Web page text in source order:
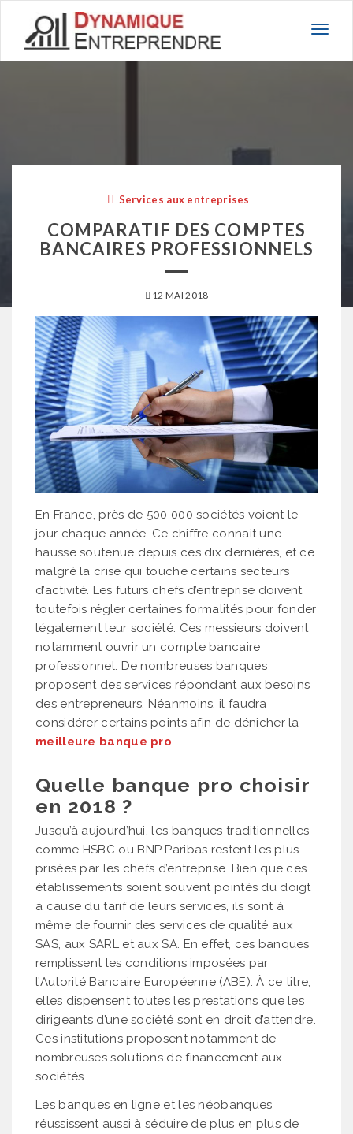
Services aux entreprises
COMPARATIF DES COMPTES
BANCAIRES PROFESSIONNELS
12 MAI 2018
En France, près de 500 000 sociétés voient le
jour chaque année. Ce chiffre connait une
hausse soutenue depuis ces dix dernières, et ce
malgré la crise qui touche certains secteurs
d’activité. Les futurs chefs d’entreprise doivent
toutefois régler certaines formalités pour fonder
légalement leur société. Ces messieurs doivent
notamment ouvrir un compte bancaire
professionnel. De nombreuses banques
proposent des services répondant aux besoins
des entrepreneurs. Néanmoins, il faudra
considérer certains points afin de dénicher la
meilleure banque pro.
Quelle banque pro choisir
en 2018 ?
Jusqu’à aujourd’hui, les banques traditionnelles
comme HSBC ou BNP Paribas restent les plus
prisées par les chefs d’entreprise. Bien que ces
établissements soient souvent pointés du doigt
à cause du tarif de leurs services, ils sont à
même de fournir des services de qualité aux
SAS, aux SARL et aux SA. En effet, ces banques
remplissent les conditions imposées par
l’Autorité Bancaire Européenne (ABE). À ce titre,
elles dispensent toutes les prestations que les
dirigeants d’une société sont en droit d’attendre.
Ces institutions proposent notamment de
nombreuses solutions de financement aux
sociétés.
Les banques en ligne et les néobanques
réussissent aussi à séduire de plus en plus de